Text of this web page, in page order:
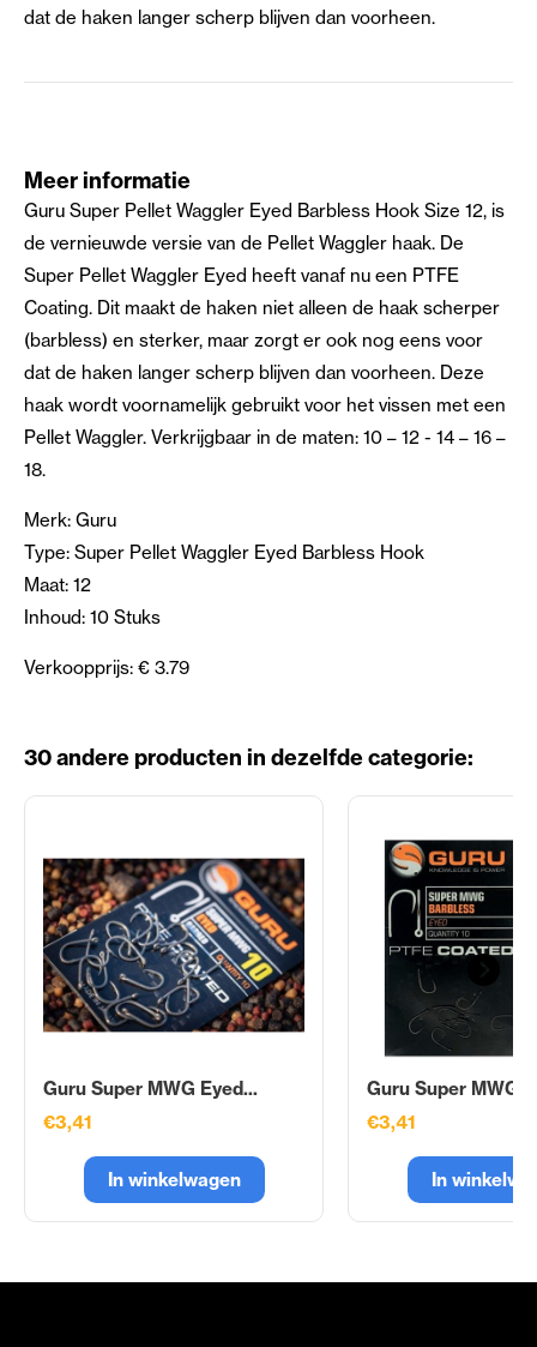
dat de haken langer scherp blijven dan voorheen.
Meer informatie
Guru Super Pellet Waggler Eyed Barbless Hook Size 12, is
de vernieuwde versie van de Pellet Waggler haak. De
Super Pellet Waggler Eyed heeft vanaf nu een PTFE
Coating. Dit maakt de haken niet alleen de haak scherper
(barbless) en sterker, maar zorgt er ook nog eens voor
dat de haken langer scherp blijven dan voorheen. Deze
haak wordt voornamelijk gebruikt voor het vissen met een
Pellet Waggler. Verkrijgbaar in de maten: 10 – 12 - 14 – 16 –
18.
Merk: Guru
Type: Super Pellet Waggler Eyed Barbless Hook
Maat: 12
Inhoud: 10 Stuks
Verkoopprijs: € 3.79
30 andere producten in dezelfde categorie:
Guru Super MWG Eyed...
€3,41
In winkelwagen
Guru Super MWG
€3,41
In